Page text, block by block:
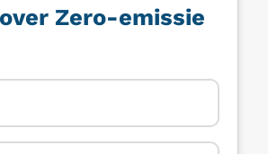
Zero-emissie